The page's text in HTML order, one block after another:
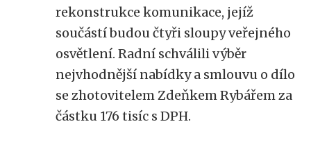
rekonstrukce komunikace, jejíž
součástí budou čtyři sloupy veřejného
osvětlení. Radní schválili výběr
nejvhodnější nabídky a smlouvu o dílo
se zhotovitelem Zdeňkem Rybářem za
částku 176 tisíc s DPH.